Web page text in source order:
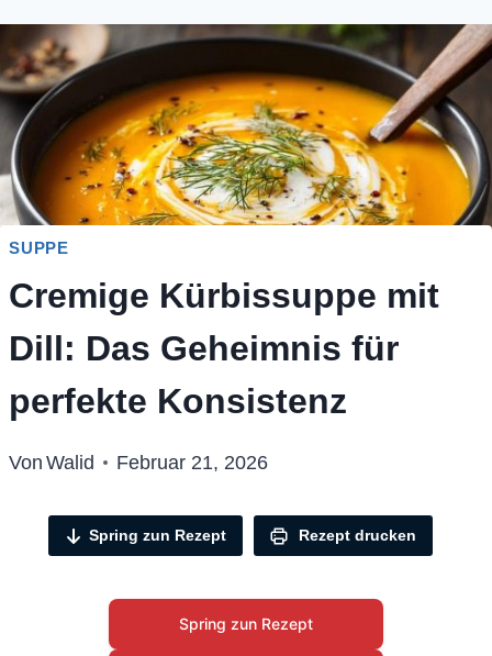
SUPPE
Cremige Kürbissuppe mit
Dill: Das Geheimnis für
perfekte Konsistenz
Von Walid Februar 21, 2026
Spring zun Rezept Rezept drucken
Spring zun Rezept